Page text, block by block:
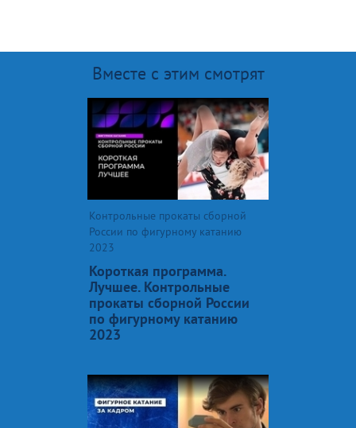
Вместе с этим смотрят
Контрольные прокаты сборной
России по фигурному катанию
2023
Короткая программа.
Лучшее. Контрольные
прокаты сборной России
по фигурному катанию
2023